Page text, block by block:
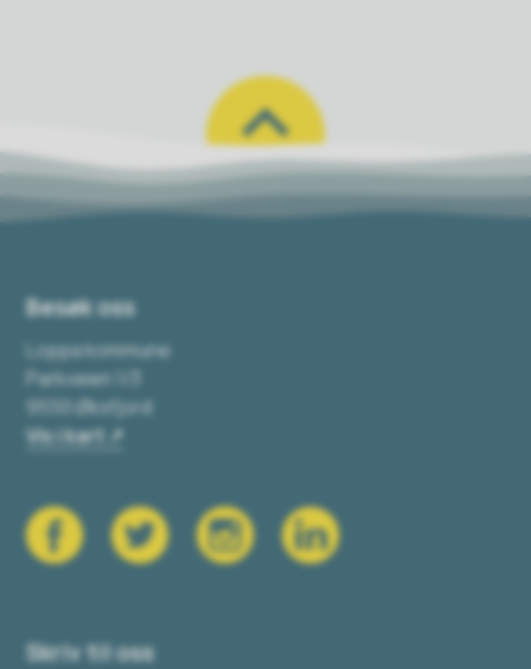
Besøk oss
Loppa kommune
Parkveien 1/3
9550 Øksfjord
Vis i kart
Skriv til oss